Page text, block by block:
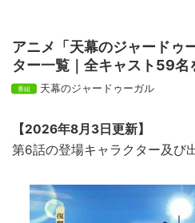
アニメ「天幕のジャードゥ
ター一覧｜全キャスト59名
天幕のジャードゥーガル
【2026年8月3日更新】
第6話の登場キャラクター及び